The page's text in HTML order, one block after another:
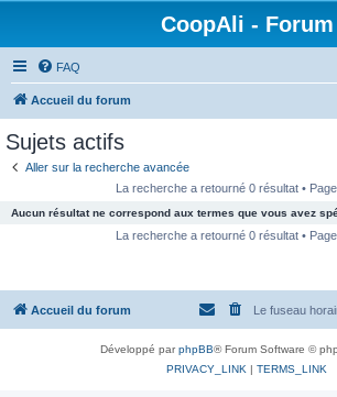
CoopAli - Forum
FAQ
Accueil du forum
Sujets actifs
Aller sur la recherche avancée
La recherche a retourné 0 résultat • Page
Aucun résultat ne correspond aux termes que vous avez
La recherche a retourné 0 résultat • Page
Accueil du forum Le fuseau
Développé parphpBB® Forum Software ©
PRIVACY_LINK | TERMS_LINK